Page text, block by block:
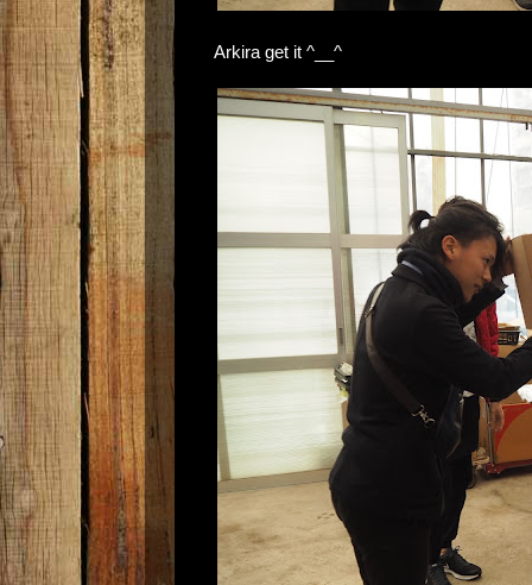
Arkira get it ^__^